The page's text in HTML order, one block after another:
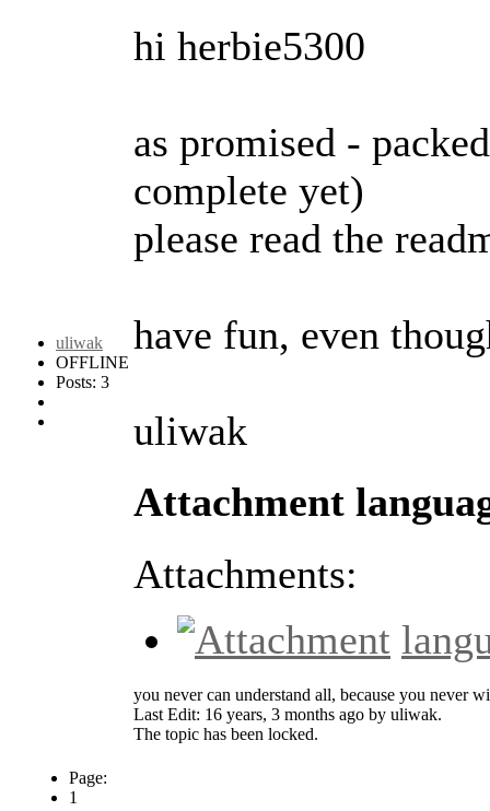
uliwak
OFFLINE
Posts: 3
hi herbie5300
as promised -
complete yet)
please read the
have fun, even
uliwak
Attachment
Attachments:
you never can understand all, because you never
Last Edit: 16 years, 3 months ago by uliwak.
The topic has been locked.
Page:
1